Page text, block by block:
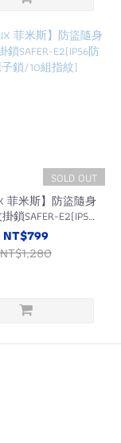
SOLD OUT
菲米斯】防盜隨身
鎖SAFER-E2(IP56
子鎖/10組指紋)
NT$799
NT$1,280